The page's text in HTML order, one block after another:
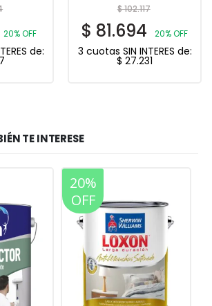
20% OFF
de:
$102.117
$ 81.694 20% OFF
3 cuotas SIN INTERES de:
$ 27.231
TE INTERESE
20%
OFF